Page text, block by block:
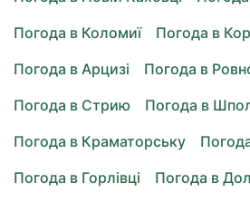
Погода в Коломиї
Погода в
Погода в Арцизі
Погода в
Погода в Стрию
Погода в
Погода в Краматорську
Погода в Горлівці
Погода в